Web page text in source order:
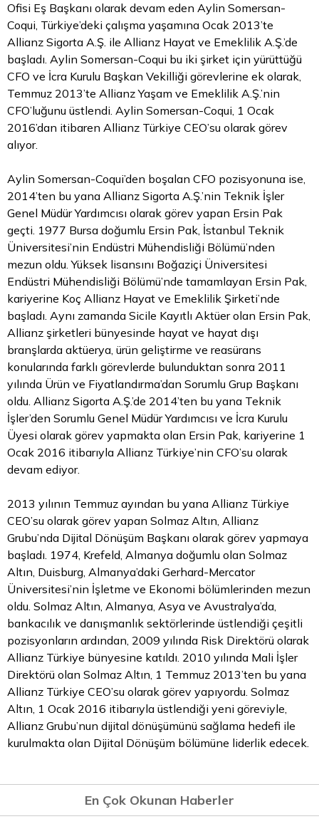
Ofisi Eş Başkanı olarak devam eden Aylin Somersan-
Coqui, Türkiye’deki çalışma yaşamına Ocak 2013’te
Allianz Sigorta A.Ş. ile Allianz Hayat ve Emeklilik A.Ş.’de
başladı. Aylin Somersan-Coqui bu iki şirket için yürüttüğü
CFO ve İcra Kurulu Başkan Vekilliği görevlerine ek olarak,
Temmuz 2013’te Allianz Yaşam ve Emeklilik A.Ş.’nin
CFO’luğunu üstlendi. Aylin Somersan-Coqui, 1 Ocak
2016’dan itibaren Allianz Türkiye CEO’su olarak görev
alıyor.
Aylin Somersan-Coqui’den boşalan CFO pozisyonuna ise,
2014’ten bu yana Allianz Sigorta A.Ş.’nin Teknik İşler
Genel Müdür Yardımcısı olarak görev yapan Ersin Pak
geçti. 1977 Bursa doğumlu Ersin Pak, İstanbul Teknik
Üniversitesi’nin Endüstri Mühendisliği Bölümü’nden
mezun oldu. Yüksek lisansını Boğaziçi Üniversitesi
Endüstri Mühendisliği Bölümü’nde tamamlayan Ersin Pak,
kariyerine Koç Allianz Hayat ve Emeklilik Şirketi’nde
başladı. Aynı zamanda Sicile Kayıtlı Aktüer olan Ersin Pak,
Allianz şirketleri bünyesinde hayat ve hayat dışı
branşlarda aktüerya, ürün geliştirme ve reasürans
konularında farklı görevlerde bulunduktan sonra 2011
yılında Ürün ve Fiyatlandırma’dan Sorumlu Grup Başkanı
oldu. Allianz Sigorta A.Ş.’de 2014’ten bu yana Teknik
İşler’den Sorumlu Genel Müdür Yardımcısı ve İcra Kurulu
Üyesi olarak görev yapmakta olan Ersin Pak, kariyerine 1
Ocak 2016 itibarıyla Allianz Türkiye’nin CFO’su olarak
devam ediyor.
2013 yılının Temmuz ayından bu yana Allianz Türkiye
CEO’su olarak görev yapan Solmaz Altın, Allianz
Grubu’nda Dijital Dönüşüm Başkanı olarak görev yapmaya
başladı. 1974, Krefeld, Almanya doğumlu olan Solmaz
Altın, Duisburg, Almanya’daki Gerhard-Mercator
Üniversitesi’nin İşletme ve Ekonomi bölümlerinden mezun
oldu. Solmaz Altın, Almanya, Asya ve Avustralya’da,
bankacılık ve danışmanlık sektörlerinde üstlendiği çeşitli
pozisyonların ardından, 2009 yılında Risk Direktörü olarak
Allianz Türkiye bünyesine katıldı. 2010 yılında Mali İşler
Direktörü olan Solmaz Altın, 1 Temmuz 2013’ten bu yana
Allianz Türkiye CEO’su olarak görev yapıyordu. Solmaz
Altın, 1 Ocak 2016 itibarıyla üstlendiği yeni göreviyle,
Allianz Grubu’nun dijital dönüşümünü sağlama hedefi ile
kurulmakta olan Dijital Dönüşüm bölümüne liderlik edecek.
En Çok Okunan Haberler